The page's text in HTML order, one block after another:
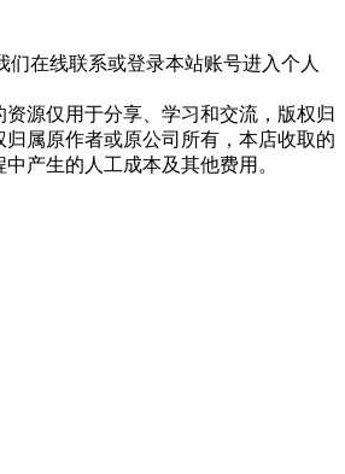
们在线联系或登录本站账号进入个人
源仅用于分享、学习和交流，版权归
归属原作者或原公司所有，本店收取的
产生的人工成本及其他费用。